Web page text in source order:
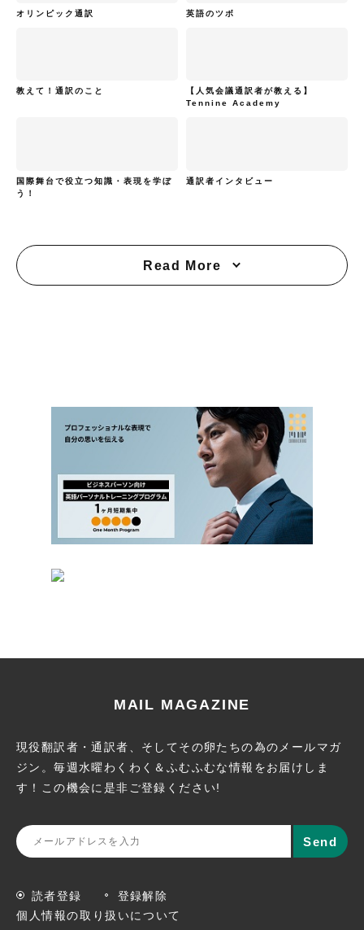
オリンピック通訳 英語のツボ
教えて！通訳のこと
【人気会議通訳者が教える】
Tennine Academy
国際舞台で役立つ知識・表現を学ぼ
う！
通訳者インタビュー
Read More
MAIL MAGAZINE
現役翻訳者・通訳者、そしてその卵たちの為のメールマガ
ジン。毎週水曜わくわく＆ふむふむな情報をお届けしま
す！この機会に 是非ご登録ください!
読者登録
登録解除
個人情報の取り扱いについて